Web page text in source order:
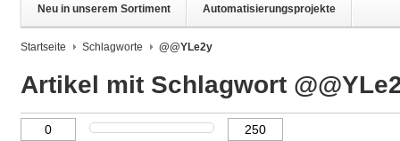
Neu in unserem Sortiment Automatisierungsprojekte
Startseite Schlagworte @@YLe2y
Artikel mit Schlagwort